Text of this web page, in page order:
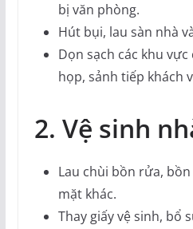
bị văn phòng.
Hút bụi, lau sàn nhà
Dọn sạch các khu
họp, sảnh tiếp khách
2. Vệ sinh
Lau chùi bồn rửa,
mặt khác.
Thay giấy vệ sinh, bổ